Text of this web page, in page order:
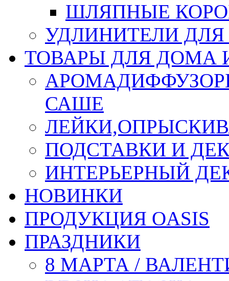
ШЛЯПНЫЕ
УДЛИНИТЕЛИ
ТОВАРЫ ДЛЯ ДОМА
САШЕ
ПОДСТАВКИ И
ИНТЕРЬЕРНЫЙ
НОВИНКИ
ПРОДУКЦИЯ OASIS
ПРАЗДНИКИ
8 МАРТА /